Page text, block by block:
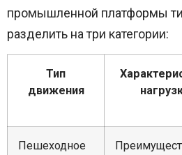
промышленной платформы
разделить на три категории:
Тип
движения
Пешеходное